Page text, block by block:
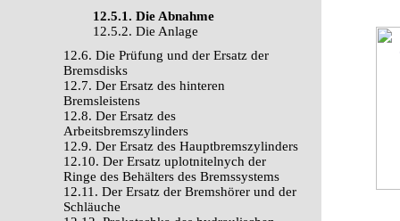
12.5.1. Die Abnahme
12.5.2. Die Anlage
12.6. Die Prüfung und der Ersatz der
Bremsdisks
12.7. Der Ersatz des hinteren
Bremsleistens
12.8. Der Ersatz des
Arbeitsbremszylinders
12.9. Der Ersatz des Hauptbremszylinders
12.10. Der Ersatz uplotnitelnych der
Ringe des Behälters des Bremssystems
12.11. Der Ersatz der Bremshörer und der
Schläuche